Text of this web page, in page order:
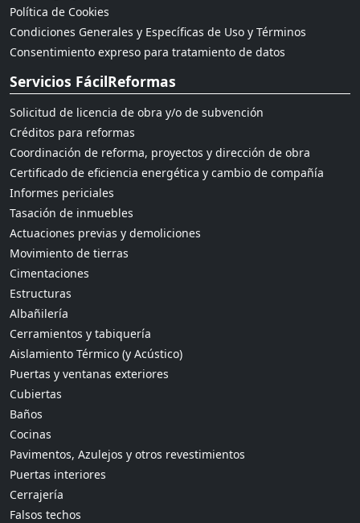
Política de Cookies
Condiciones Generales y Específicas de Uso y Términos
Consentimiento expreso para tratamiento de datos
Servicios FácilReformas
Solicitud de licencia de obra y/o de subvención
Créditos para reformas
Coordinación de reforma, proyectos y dirección de obra
Certificado de eficiencia energética y cambio de compañía
Informes periciales
Tasación de inmuebles
Actuaciones previas y demoliciones
Movimiento de tierras
Cimentaciones
Estructuras
Albañilería
Cerramientos y tabiquería
Aislamiento Térmico (y Acústico)
Puertas y ventanas exteriores
Cubiertas
Baños
Cocinas
Pavimentos, Azulejos y otros revestimientos
Puertas interiores
Cerrajería
Falsos techos